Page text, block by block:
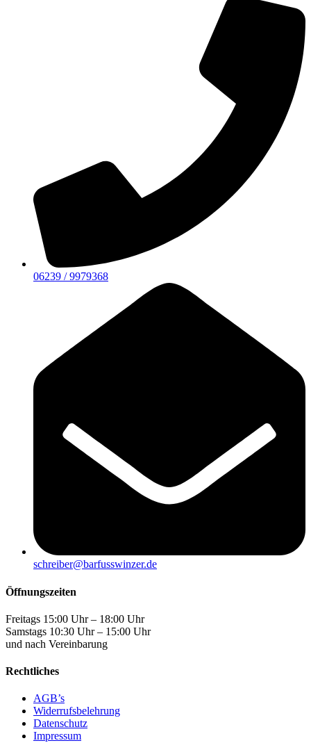
06239 / 9979368
schreiber@barfusswinzer.de
Öffnungszeiten
Freitags 15:00 Uhr – 18:00 Uhr
Samstags 10:30 Uhr – 15:00 Uhr
und nach Vereinbarung
Rechtliches
AGB’s
Widerrufsbelehrung
Datenschutz
Impressum